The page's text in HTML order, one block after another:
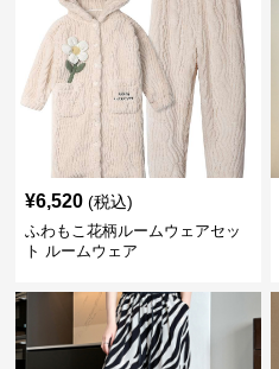
¥6,520 (税込)
ふわもこ花柄ルームウェアセッ
ト ルームウェア